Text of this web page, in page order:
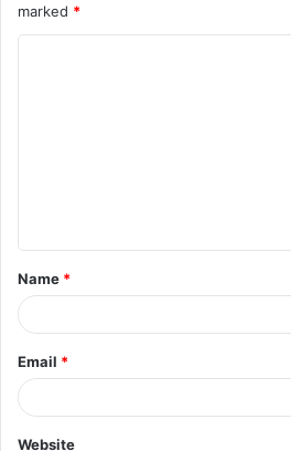
marked *
t
*
Name *
Email *
Website